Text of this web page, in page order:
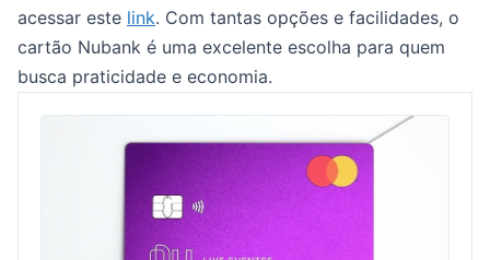
acessar este link. Com tantas opções e facilidades, o
cartão Nubank é uma excelente escolha para quem
busca praticidade e economia.